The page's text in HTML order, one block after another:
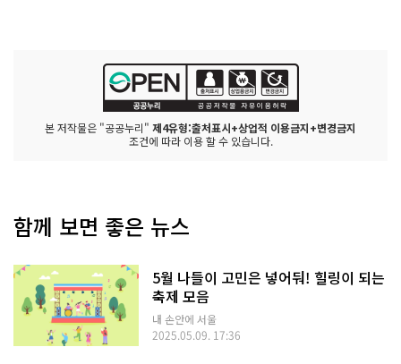
본 저작물은 "공공누리" 제4유형:출처표시+상업적 이용금지+변경금지
조건에 따라 이용 할 수 있습니다.
함께 보면 좋은 뉴스
5월 나들이 고민은 넣어둬! 힐링이 되는
축제 모음
내 손안에 서울
2025.05.09. 17:36